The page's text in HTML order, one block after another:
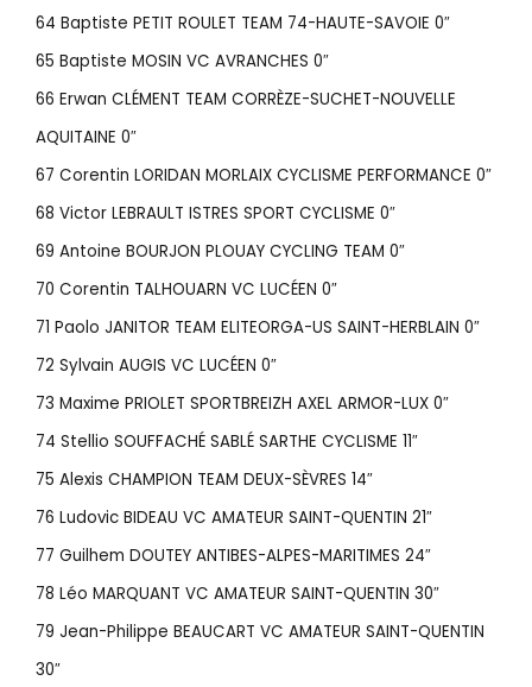
64 Baptiste PETIT ROULET TEAM 74-HAUTE-SAVOIE 0″
65 Baptiste MOSIN VC AVRANCHES 0″
66 Erwan CLÉMENT TEAM CORRÈZE-SUCHET-NOUVELLE
AQUITAINE 0″
67 Corentin LORIDAN MORLAIX CYCLISME PERFORMANCE 0″
68 Victor LEBRAULT ISTRES SPORT CYCLISME 0″
69 Antoine BOURJON PLOUAY CYCLING TEAM 0″
70 Corentin TALHOUARN VC LUCÉEN 0″
71 Paolo JANITOR TEAM ELITEORGA-US SAINT-HERBLAIN 0″
72 Sylvain AUGIS VC LUCÉEN 0″
73 Maxime PRIOLET SPORTBREIZH AXEL ARMOR-LUX 0″
74 Stellio SOUFFACHÉ SABLÉ SARTHE CYCLISME 11″
75 Alexis CHAMPION TEAM DEUX-SÈVRES 14″
76 Ludovic BIDEAU VC AMATEUR SAINT-QUENTIN 21″
77 Guilhem DOUTEY ANTIBES-ALPES-MARITIMES 24″
78 Léo MARQUANT VC AMATEUR SAINT-QUENTIN 30″
79 Jean-Philippe BEAUCART VC AMATEUR SAINT-QUENTIN
30″